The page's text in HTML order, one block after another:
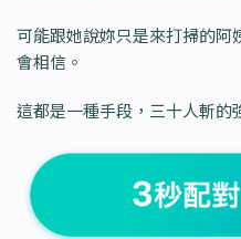
可能跟她說妳只是來打掃的阿
會相信。
這都是一種手段，三十人斬的